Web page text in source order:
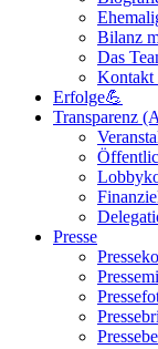
Bilanz
Das
Kontakt
Erfolge💪
Transparenz
Presse